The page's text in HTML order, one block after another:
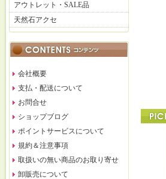
アウトレット・SALE品
天然石アクセ
会社概要
支払・配送について
お問合せ
ショップブログ
ポイントサービスについて
規約＆注意事項
取扱いの無い商品のお取り寄せ
卸販売について